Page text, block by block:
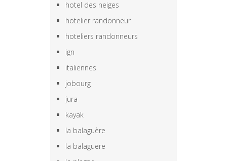
hotel des neiges
hotelier randonneur
hoteliers randonneurs
ign
italiennes
jobourg
jura
kayak
la balaguère
la balaguere